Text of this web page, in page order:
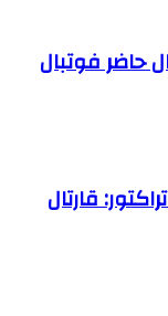
بالای ۳۵ سال حال حاضر فوتبال
قارتال